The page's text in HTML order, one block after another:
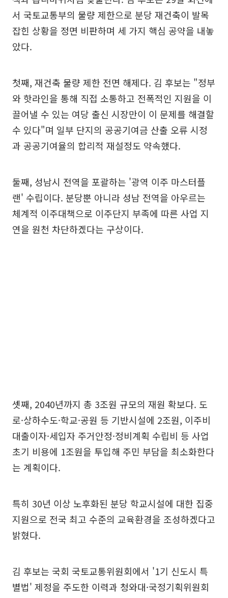
서 국토교통부의 물량 제한으로 분당 재건축이 발목
잡힌 상황을 정면 비판하며 세 가지 핵심 공약을 내놓
았다.
첫째, 재건축 물량 제한 전면 해제다. 김 후보는 "정부
와 핫라인을 통해 직접 소통하고 전폭적인 지원을 이
끌어낼 수 있는 여당 출신 시장만이 이 문제를 해결할
수 있다"며 일부 단지의 공공기여금 산출 오류 시정
과 공공기여율의 합리적 재설정도 약속했다.
둘째, 성남시 전역을 포괄하는 '광역 이주 마스터플
랜' 수립이다. 분당뿐 아니라 성남 전역을 아우르는
체계적 이주대책으로 이주단지 부족에 따른 사업 지
연을 원천 차단하겠다는 구상이다.
셋째, 2040년까지 총 3조원 규모의 재원 확보다. 도
로·상하수도·학교·공원 등 기반시설에 2조원, 이주비
대출이자·세입자 주거안정·정비계획 수립비 등 사업
초기 비용에 1조원을 투입해 주민 부담을 최소화한다
는 계획이다.
특히 30년 이상 노후화된 분당 학교시설에 대한 집중
지원으로 전국 최고 수준의 교육환경을 조성하겠다고
밝혔다.
김 후보는 국회 국토교통위원회에서 '1기 신도시 특
별법' 제정을 주도한 이력과 청와대·국정기획위원회